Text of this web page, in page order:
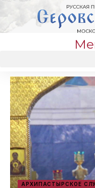
АРХИПАСТЫРСКОЕ